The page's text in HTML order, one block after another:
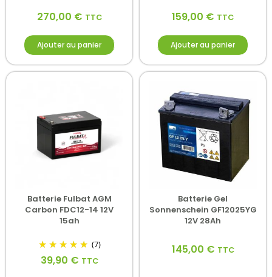
270,00 € TTC
Ajouter au panier
159,00 € TTC
Ajouter au panier
Batterie Fulbat AGM
Carbon FDC12-14 12V
15ah
(7)
39,90 € TTC
Batterie Gel
Sonnenschein GF12025YG
12V 28Ah
145,00 € TTC